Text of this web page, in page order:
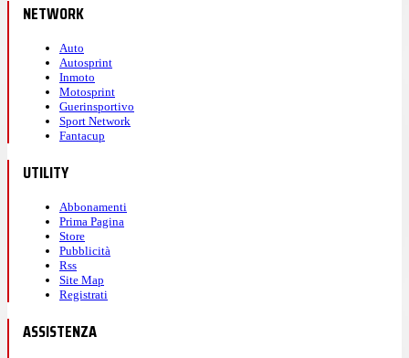
NETWORK
Auto
Autosprint
Inmoto
Motosprint
Guerinsportivo
Sport Network
Fantacup
UTILITY
Abbonamenti
Prima Pagina
Store
Pubblicità
Rss
Site Map
Registrati
ASSISTENZA